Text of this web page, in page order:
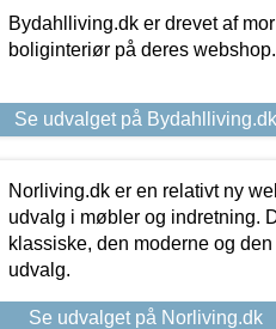
Bydahlliving.dk er drevet af
boliginteriør på deres
Se udvalget på Bydahlliving.dk
Norliving.dk er en relativt ny
udvalg i møbler og indretning.
klassiske, den moderne og
udvalg.
Se udvalget på Norliving.dk